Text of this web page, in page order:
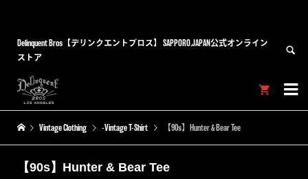
Delinquent Bros【デリンクエントブロス】 SAPPORO,JAPAN公式オンライン
ストア


Vintage Clothing -Vintage T-Shirt 【90s】Hunter & Bear Tee
【90s】Hunter & Bear Tee